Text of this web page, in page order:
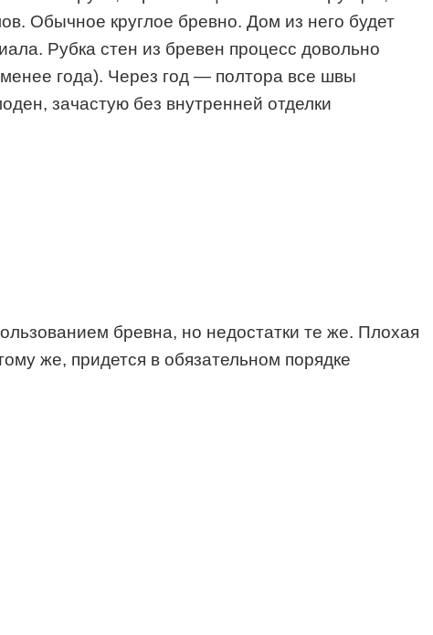
Обычное круглое бревно. Дом из него будет
Рубка стен из бревен процесс довольно
года). Через год — полтора все швы
зачастую без внутренней отделки
бревна, но недостатки те же. Плохая
же, придется в обязательном порядке